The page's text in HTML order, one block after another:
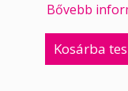
Bővebb
Kosárba